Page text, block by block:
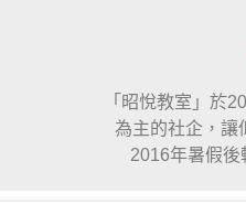
「昭悅教室」於
為主的社企，讓
2016年暑假後